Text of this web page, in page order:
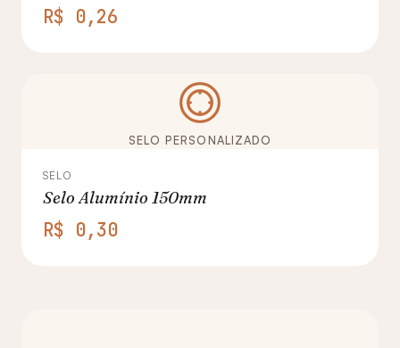
R$ 0,26
SELO PERSONALIZADO
SELO
Selo Alumínio 150mm
R$ 0,30